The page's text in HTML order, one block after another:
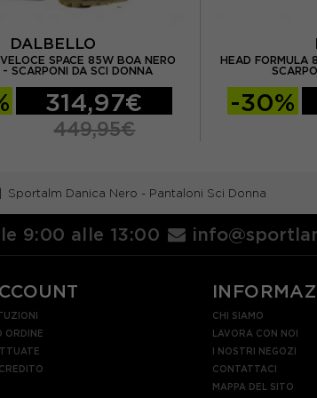
DALBELLO
VELOCE SPACE 85W BOA NERO
- SCARPONI DA SCI DONNA
314,97€
449,95€
HEAD FORMULA
-30%
Sportalm Danica Nero - Pantaloni Sci Donna
9:00 alle 13:00
ORDINE
CHI SIAMO
LAVORA CON NOI
I NOSTRI NEGOZI
CONTATTACI
MAPPA DEL SITO